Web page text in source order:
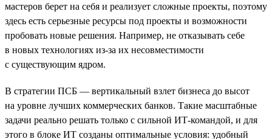
мастеров берет на себя и реализует сложные проекты, поэтому
здесь есть серьезные ресурсы под проекты и возможности
пробовать новые решения. Например, не отказывать себе
в новых технологиях из-за их несовместимости
с существующим ядром.
В стратегии ПСБ — вертикальный взлет бизнеса до высот
на уровне лучших коммерческих банков. Такие масштабные
задачи реально решать только с сильной ИТ-командой, и для
этого в блоке ИТ созданы оптимальные условия: удобный